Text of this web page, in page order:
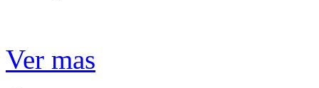
Ver mas